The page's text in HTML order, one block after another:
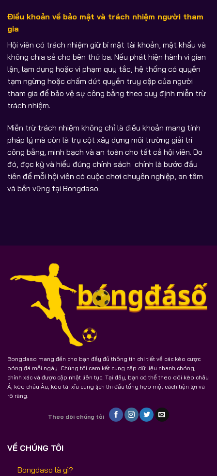
Điều khoản về bảo mật và trách nhiệm người tham
gia
Hội viên có trách nhiệm giữ bí mật tài khoản, mật khẩu và
không chia sẻ cho bên thứ ba. Nếu phát hiện hành vi gian
lận, lạm dụng hoặc vi phạm quy tắc, hệ thống có quyền
tạm ngừng hoặc chấm dứt quyền truy cập của người
tham gia để bảo vệ sự công bằng theo quy định miễn trừ
trách nhiệm.
Miễn trừ trách nhiệm không chỉ là điều khoản mang tính
pháp lý mà còn là trụ cột xây dựng môi trường giải trí
công bằng, minh bạch và an toàn cho tất cả hội viên. Do
đó, đọc kỹ và hiểu đúng chính sách chính là bước đầu
tiên để mỗi hội viên có cuộc chơi chuyên nghiệp, an tâm
và bền vững tại Bongdaso.
Bongdaso mang đến cho bạn đầy đủ thông tin chi tiết về các kèo cược
bóng đá mỗi ngày. Chúng tôi cam kết cung cấp dữ liệu nhanh chóng,
chính xác và được cập nhật liên tục. Tại đây, bạn có thể theo dõi kèo châu
Á, kèo châu Âu, kèo tài xỉu cùng lịch thi đấu tổng hợp một cách tiện lợi và
rõ ràng.
Theo dõi chúng tôi
VỀ CHÚNG TÔI
Bongdaso là gì?